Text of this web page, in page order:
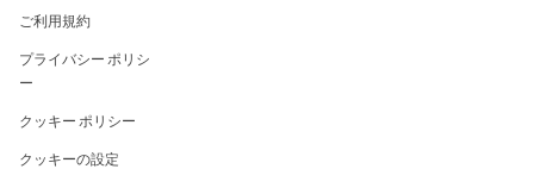
ご利用規約
プライバシー ポリシ
ー
クッキー ポリシー
クッキーの設定